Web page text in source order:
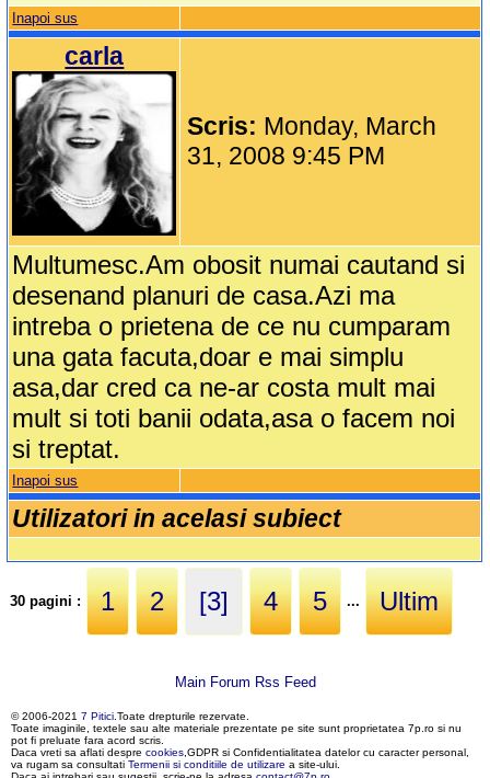
Inapoi sus
carla
Scris: Monday, March
31, 2008 9:45 PM
Multumesc.Am obosit numai cautand si
desenand planuri de casa.Azi ma
intreba o prietena de ce nu cumparam
una gata facuta,doar e mai simplu
asa,dar cred ca ne-ar costa mult mai
mult si toti banii odata,asa o facem noi
si treptat.
Inapoi sus
Utilizatori in acelasi subiect
30 pagini : 1 2 [3] 4 5 ... Ultim
Main Forum Rss Feed
© 2006-2021 7 Pitici.Toate drepturile rezervate.
Toate imaginile, textele sau alte materiale prezentate pe site sunt proprietatea 7p.ro si nu
pot fi preluate fara acord scris.
Daca vreti sa aflati despre cookies,GDPR si Confidentialitatea datelor cu caracter personal,
va rugam sa consultati Termenii si conditiile de utilizare a site-ului.